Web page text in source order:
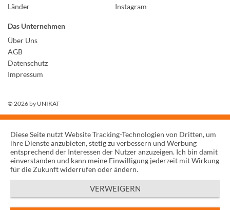
Länder
Instagram
Das Unternehmen
Über Uns
AGB
Datenschutz
Impressum
© 2026 by UNIKAT
Diese Seite nutzt Website Tracking-Technologien von Dritten, um
ihre Dienste anzubieten, stetig zu verbessern und Werbung
entsprechend der Interessen der Nutzer anzuzeigen. Ich bin damit
einverstanden und kann meine Einwilligung jederzeit mit Wirkung
für die Zukunft widerrufen oder ändern.
VERWEIGERN